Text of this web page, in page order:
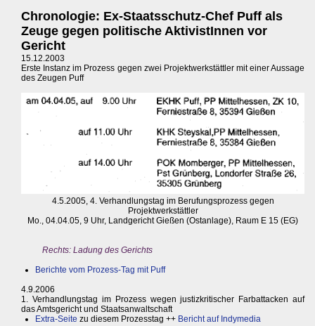
Chronologie: Ex-Staatsschutz-Chef Puff als
Zeuge gegen politische AktivistInnen vor
Gericht
15.12.2003
Erste Instanz im Prozess gegen zwei Projektwerkstättler mit einer Aussage
des Zeugen Puff
4.5.2005, 4. Verhandlungstag im Berufungsprozess gegen
Projektwerkstättler
Mo., 04.04.05, 9 Uhr, Landgericht Gießen (Ostanlage), Raum E 15 (EG)
Rechts: Ladung des Gerichts
Berichte vom Prozess-Tag mit Puff
4.9.2006
1. Verhandlungstag im Prozess wegen justizkritischer Farbattacken auf
das Amtsgericht und Staatsanwaltschaft
Extra-Seite zu diesem Prozesstag ++ Bericht auf Indymedia